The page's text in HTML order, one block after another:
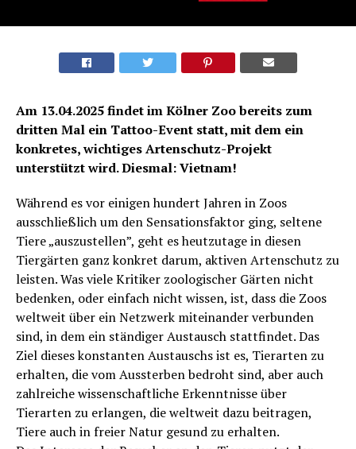
Am 13.04.2025 findet im Kölner Zoo bereits zum
dritten Mal ein Tattoo-Event statt, mit dem ein
konkretes, wichtiges Artenschutz-Projekt
unterstützt wird. Diesmal: Vietnam!
Während es vor einigen hundert Jahren in Zoos
ausschließlich um den Sensationsfaktor ging, seltene
Tiere „auszustellen”, geht es heutzutage in diesen
Tiergärten ganz konkret darum, aktiven Artenschutz zu
leisten. Was viele Kritiker zoologischer Gärten nicht
bedenken, oder einfach nicht wissen, ist, dass die Zoos
weltweit über ein Netzwerk miteinander verbunden
sind, in dem ein ständiger Austausch stattfindet. Das
Ziel dieses konstanten Austauschs ist es, Tierarten zu
erhalten, die vom Aussterben bedroht sind, aber auch
zahlreiche wissenschaftliche Erkenntnisse über
Tierarten zu erlangen, die weltweit dazu beitragen,
Tiere auch in freier Natur gesund zu erhalten.